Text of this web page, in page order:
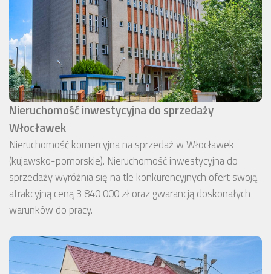
Nieruchomość inwestycyjna do sprzedaży
Włocławek
Nieruchomość komercyjna na sprzedaż w Włocławek
(kujawsko-pomorskie). Nieruchomość inwestycyjna do
sprzedaży wyróżnia się na tle konkurencyjnych ofert swoją
atrakcyjną ceną 3 840 000 zł oraz gwarancją doskonałych
warunków do pracy.